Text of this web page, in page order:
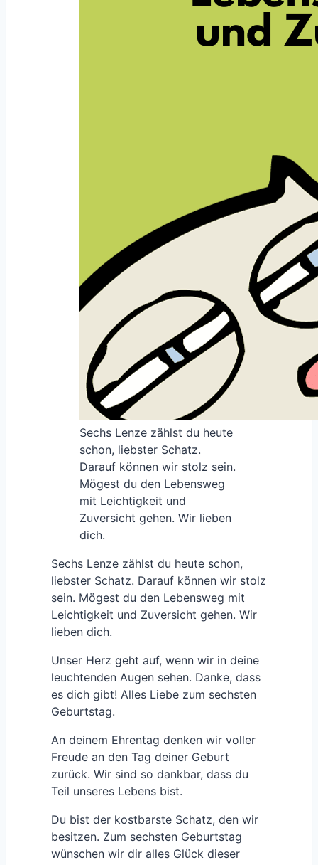
Sechs Lenze zählst du heute
schon, liebster Schatz.
Darauf können wir stolz sein.
Mögest du den Lebensweg
mit Leichtigkeit und
Zuversicht gehen. Wir lieben
dich.
Sechs Lenze zählst du heute schon,
liebster Schatz. Darauf können wir stolz
sein. Mögest du den Lebensweg mit
Leichtigkeit und Zuversicht gehen. Wir
lieben dich.
Unser Herz geht auf, wenn wir in deine
leuchtenden Augen sehen. Danke, dass
es dich gibt! Alles Liebe zum sechsten
Geburtstag.
An deinem Ehrentag denken wir voller
Freude an den Tag deiner Geburt
zurück. Wir sind so dankbar, dass du
Teil unseres Lebens bist.
Du bist der kostbarste Schatz, den wir
besitzen. Zum sechsten Geburtstag
wünschen wir dir alles Glück dieser